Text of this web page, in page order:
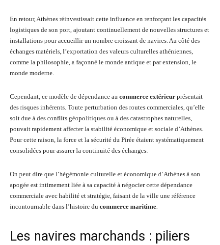
En retour, Athènes réinvestissait cette influence en renforçant les capacités
logistiques de son port, ajoutant continuellement de nouvelles structures et
installations pour accueillir un nombre croissant de navires. Au côté des
échanges matériels, l’exportation des valeurs culturelles athéniennes,
comme la philosophie, a façonné le monde antique et par extension, le
monde moderne.
Cependant, ce modèle de dépendance au commerce extérieur présentait
des risques inhérents. Toute perturbation des routes commerciales, qu’elle
soit due à des conflits géopolitiques ou à des catastrophes naturelles,
pouvait rapidement affecter la stabilité économique et sociale d’Athènes.
Pour cette raison, la force et la sécurité du Pirée étaient systématiquement
consolidées pour assurer la continuité des échanges.
On peut dire que l’hégémonie culturelle et économique d’Athènes à son
apogée est intimement liée à sa capacité à négocier cette dépendance
commerciale avec habilité et stratégie, faisant de la ville une référence
incontournable dans l’histoire du commerce maritime.
Les navires marchands : piliers